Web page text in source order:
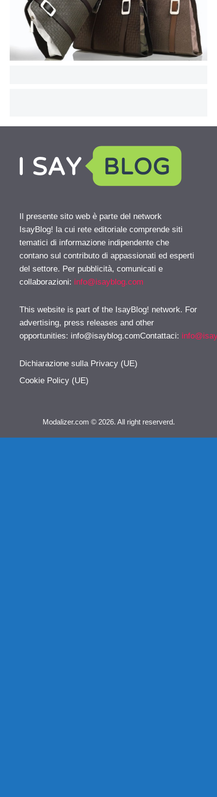
Il presente sito web è parte del network
IsayBlog! la cui rete editoriale comprende siti
tematici di informazione indipendente che
contano sul contributo di appassionati ed esperti
del settore. Per pubblicità, comunicati e
collaborazioni: info@isayblog.com
This website is part of the IsayBlog! network. For
advertising, press releases and other
opportunities: info@isayblog.comContattaci:
Dichiarazione sulla Privacy (UE)
Cookie Policy (UE)
Modalizer.com © 2026. All right reserverd.